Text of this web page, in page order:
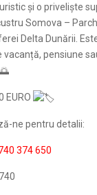
și o priveliște
Somova –
Delta Dunării.
vacanță, pensiune
EURO
ne pentru detalii:
374 650